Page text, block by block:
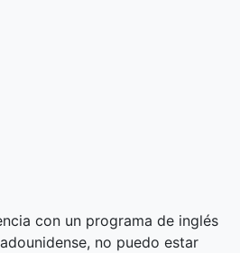
con un programa de inglés
no puedo estar